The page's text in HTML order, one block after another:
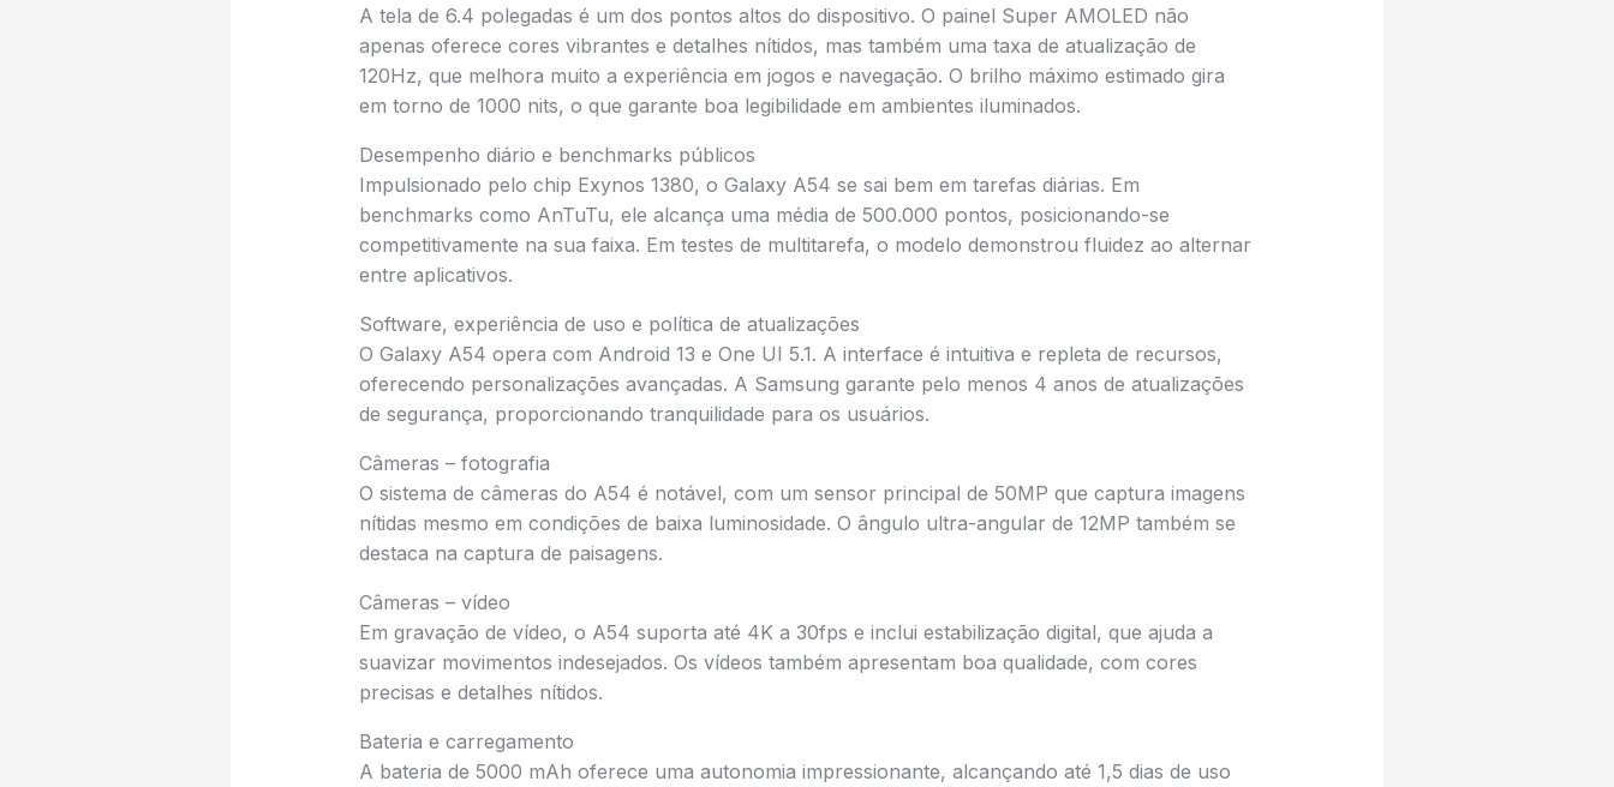
A tela de 6.4 polegadas é um dos pontos altos do dispositivo. O painel Super AMOLED não
apenas oferece cores vibrantes e detalhes nítidos, mas também uma taxa de atualização de
120Hz, que melhora muito a experiência em jogos e navegação. O brilho máximo estimado gira
em torno de 1000 nits, o que garante boa legibilidade em ambientes iluminados.
Desempenho diário e benchmarks públicos
Impulsionado pelo chip Exynos 1380, o Galaxy A54 se sai bem em tarefas diárias. Em
benchmarks como AnTuTu, ele alcança uma média de 500.000 pontos, posicionando-se
competitivamente na sua faixa. Em testes de multitarefa, o modelo demonstrou fluidez ao alternar
entre aplicativos.
Software, experiência de uso e política de atualizações
O Galaxy A54 opera com Android 13 e One UI 5.1. A interface é intuitiva e repleta de recursos,
oferecendo personalizações avançadas. A Samsung garante pelo menos 4 anos de atualizações
de segurança, proporcionando tranquilidade para os usuários.
Câmeras – fotografia
O sistema de câmeras do A54 é notável, com um sensor principal de 50MP que captura imagens
nítidas mesmo em condições de baixa luminosidade. O ângulo ultra-angular de 12MP também se
destaca na captura de paisagens.
Câmeras – vídeo
Em gravação de vídeo, o A54 suporta até 4K a 30fps e inclui estabilização digital, que ajuda a
suavizar movimentos indesejados. Os vídeos também apresentam boa qualidade, com cores
precisas e detalhes nítidos.
Bateria e carregamento
A bateria de 5000 mAh oferece uma autonomia impressionante, alcançando até 1,5 dias de uso